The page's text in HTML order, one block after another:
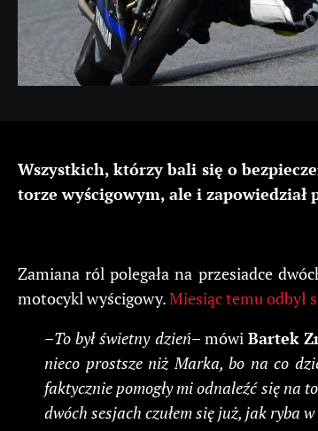
Wszystkich, którzy bali się o
torze wyścigowym, ale i
Zamiana ról polegała na przesiadce
motocykl wyścigowy.Miesiąc temu odbył
–To był świetny dzień– mówi Bartek
nieco prostsze niż Marka, bo na co
faktycznie pomogły mi odnaleźć się na
dwóch sesjach czułem się już, jak ryba